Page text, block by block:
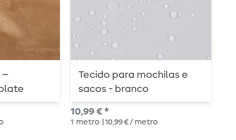
–
Tecido para mochilas e
sacos - branco
10,99 € *
1 metro | 10,99 € / metro